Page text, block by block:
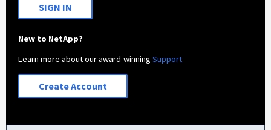
SIGN IN
New to NetApp?
Learn more about our award-winningSupport
Create Account